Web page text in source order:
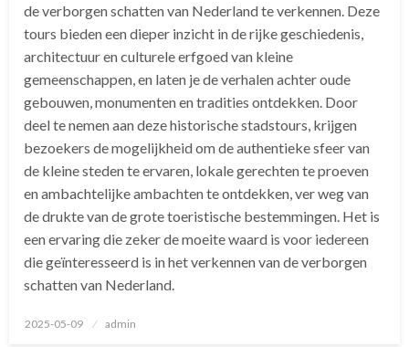
de verborgen schatten van Nederland te verkennen. Deze
tours bieden een dieper inzicht in de rijke geschiedenis,
architectuur en culturele erfgoed van kleine
gemeenschappen, en laten je de verhalen achter oude
gebouwen, monumenten en tradities ontdekken. Door
deel te nemen aan deze historische stadstours, krijgen
bezoekers de mogelijkheid om de authentieke sfeer van
de kleine steden te ervaren, lokale gerechten te proeven
en ambachtelijke ambachten te ontdekken, ver weg van
de drukte van de grote toeristische bestemmingen. Het is
een ervaring die zeker de moeite waard is voor iedereen
die geïnteresseerd is in het verkennen van de verborgen
schatten van Nederland.
Geplaatst
2025-05-09 admin